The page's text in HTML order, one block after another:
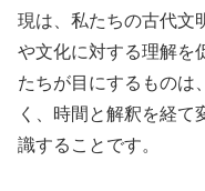
現は、私たちの古代文
や文化に対する理解を
たちが目にするものは
く、時間と解釈を経て
識することです。